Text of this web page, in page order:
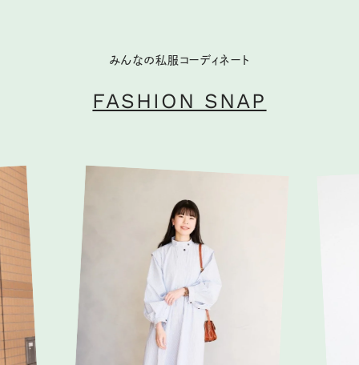
みんなの私服コーディネート
FASHION SNAP